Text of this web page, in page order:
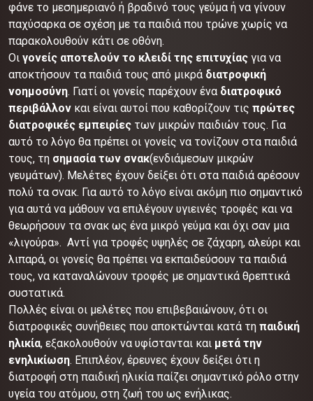
φάνε το μεσημεριανό ή βραδινό τους γεύμα ή να γίνουν
παχύσαρκα σε σχέση με τα παιδιά που τρώνε χωρίς να
παρακολουθούν κάτι σε οθόνη.
Οι γονείς αποτελούν το κλειδί της επιτυχίας για να
αποκτήσουν τα παιδιά τους από μικρά διατροφική
νοημοσύνη. Γιατί οι γονείς παρέχουν ένα διατροφικό
περιβάλλον και είναι αυτοί που καθορίζουν τις πρώτες
διατροφικές εμπειρίες των μικρών παιδιών τους. Για
αυτό το λόγο θα πρέπει οι γονείς να τονίζουν στα παιδιά
τους, τη σημασία των σνακ(ενδιάμεσων μικρών
γευμάτων). Μελέτες έχουν δείξει ότι στα παιδιά αρέσουν
πολύ τα σνακ. Για αυτό το λόγο είναι ακόμη πιο σημαντικό
για αυτά να μάθουν να επιλέγουν υγιεινές τροφές και να
θεωρήσουν τα σνακ ως ένα μικρό γεύμα και όχι σαν μια
«λιγούρα». Αντί για τροφές υψηλές σε ζάχαρη, αλεύρι και
λιπαρά, οι γονείς θα πρέπει να εκπαιδεύσουν τα παιδιά
τους, να καταναλώνουν τροφές με σημαντικά θρεπτικά
συστατικά.
Πολλές είναι οι μελέτες που επιβεβαιώνουν, ότι οι
διατροφικές συνήθειες που αποκτώνται κατά τη παιδική
ηλικία, εξακολουθούν να υφίστανται και μετά την
ενηλικίωση. Επιπλέον, έρευνες έχουν δείξει ότι η
διατροφή στη παιδική ηλικία παίζει σημαντικό ρόλο στην
υγεία του ατόμου, στη ζωή του ως ενήλικας.